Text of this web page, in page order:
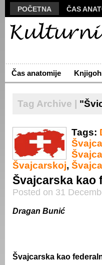
POČETNA ČAS
MANUSKRIPT
ARHIVA
O NAMA
Čas anatomije
Tag Archive |
Tags:
Švajcarskoj,
Švajcarska kao
Posted on 31
Dragan Bunić
Švajcarska kao